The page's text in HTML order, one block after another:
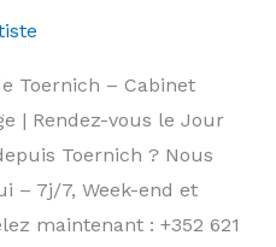
Toernich – Cabinet
| Rendez-vous le Jour
Toernich ? Nous
– 7j/7, Week-end et
maintenant : +352 621